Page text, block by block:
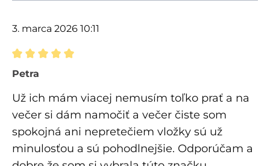
3. marca 2026 10:11
Recenzia s hodnotením 5 z 5 hviezdičiek
Petra
Už ich mám viacej nemusím toľko prať a na
večer si dám namočiť a večer čiste som
spokojná ani nepretečiem vložky sú už
minulosťou a sú pohodlnejšie. Odporúčam a